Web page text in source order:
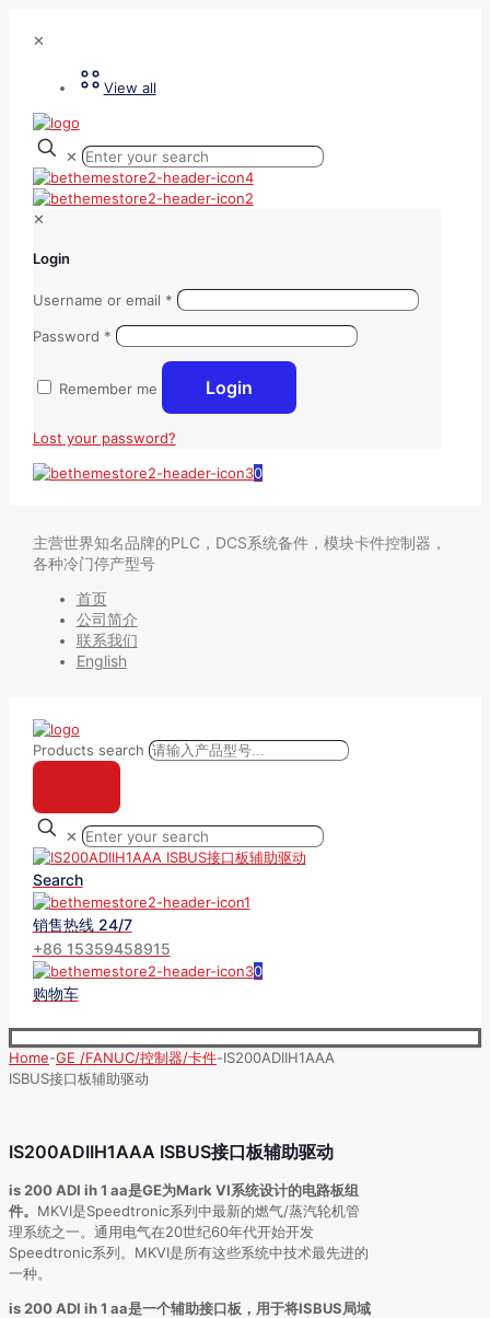
✕
View all
✕
✕
Login
Username or email *
Password *
Remember me Login
Lost your password?
0
主营世界知名品牌的PLC，DCS系统备件，模块卡件控制器，
各种冷门停产型号
首页
公司简介
联系我们
English
Products search
✕
Search
销售热线 24/7
+86 15359458915
0
购物车
Home-GE /FANUC/控制器/卡件-IS200ADIIH1AAA
ISBUS接口板辅助驱动
IS200ADIIH1AAA ISBUS接口板辅助驱动
is 200 ADI ih 1 aa是GE为Mark VI系统设计的电路板组
件。 MKVI是Speedtronic系列中最新的燃气/蒸汽轮机管
理系统之一。通用电气在20世纪60年代开始开发
Speedtronic系列。MKVI是所有这些系统中技术最先进的
一种。
is 200 ADI ih 1 aa是一个辅助接口板，用于将ISBUS局域